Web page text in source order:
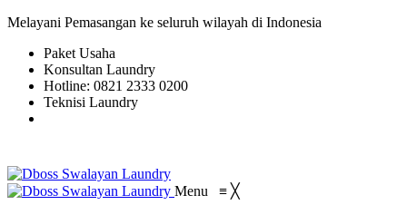
Melayani Pemasangan ke seluruh wilayah di Indonesia
Paket Usaha
Konsultan Laundry
Hotline: 0821 2333 0200
Teknisi Laundry
Menu ≡ ╳